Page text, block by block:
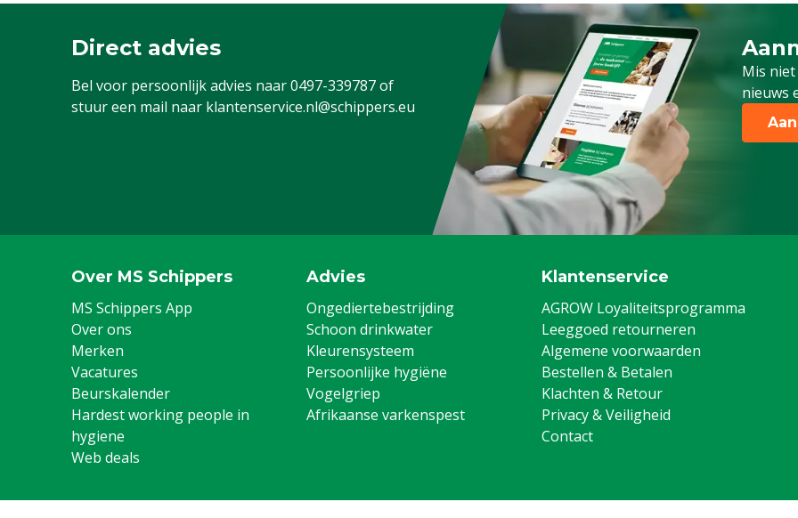
Direct advies
Bel voor persoonlijk advies naar0497-339787of
stuur een mail naar klantenservice.nl@schippers.eu
Mis
nieuws
Schrijf
Over MS Schippers
MS Schippers App
Over ons
Merken
Vacatures
Beurskalender
Hardest working people in
hygiene
Web deals
Advies
Ongediertebestrijding
Schoon drinkwater
Kleurensysteem
Persoonlijke hygiëne
Vogelgriep
Afrikaanse varkenspest
Klantenservice
AGROW Loyaliteitsprogramma
Leeggoed retourneren
Algemene voorwaarden
Bestellen & Betalen
Klachten & Retour
Privacy & Veiligheid
Contact